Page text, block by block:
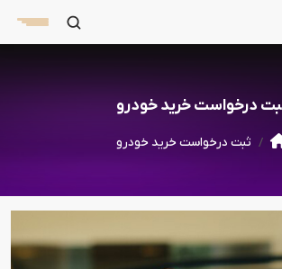
درخواست خرید خودرو
ثبت درخواست خرید خودرو